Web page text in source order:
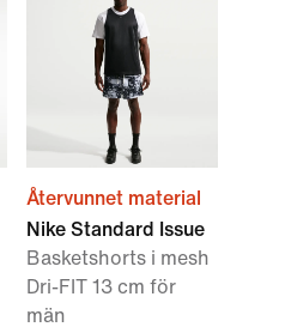
Återvunnet material
Nike Standard Issue
Basketshorts i mesh
Dri-FIT 13 cm för
män